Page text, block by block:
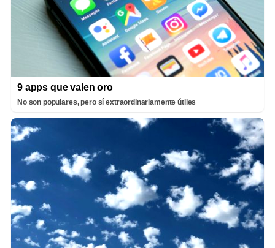
9 apps que valen oro
No son populares, pero sí extraordinariamente útiles